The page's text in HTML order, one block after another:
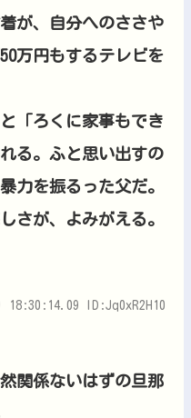
が、自分へのささや
万円もするテレビを
「ろくに家事もでき
る。ふと思い出すの
力を振るった父だ。
さが、よみがえる。
18:30:14.09 ID:Jq0xR2H10
関係ないはずの旦那